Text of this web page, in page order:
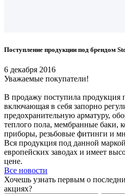
Поступление продукции под брендом
6 декабря 2016
Уважаемые покупатели!
В продажу поступила продукция
включающая в себя запорно
предохранительную арматуру,
теплого пола, мембранные баки,
приборы, резьбовые фитинги и
Вся продукция под данной
европейских заводах и имеет
цене.
Все новости
Хочешь узнать первым о
акциях?